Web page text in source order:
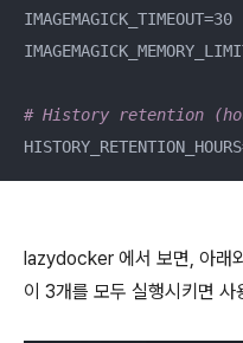
IMAGEMAGICK_TIMEOUT=30
# History retention
lazydocker 에서 보면, 아래
이 3개를 모두 실행시키면 사